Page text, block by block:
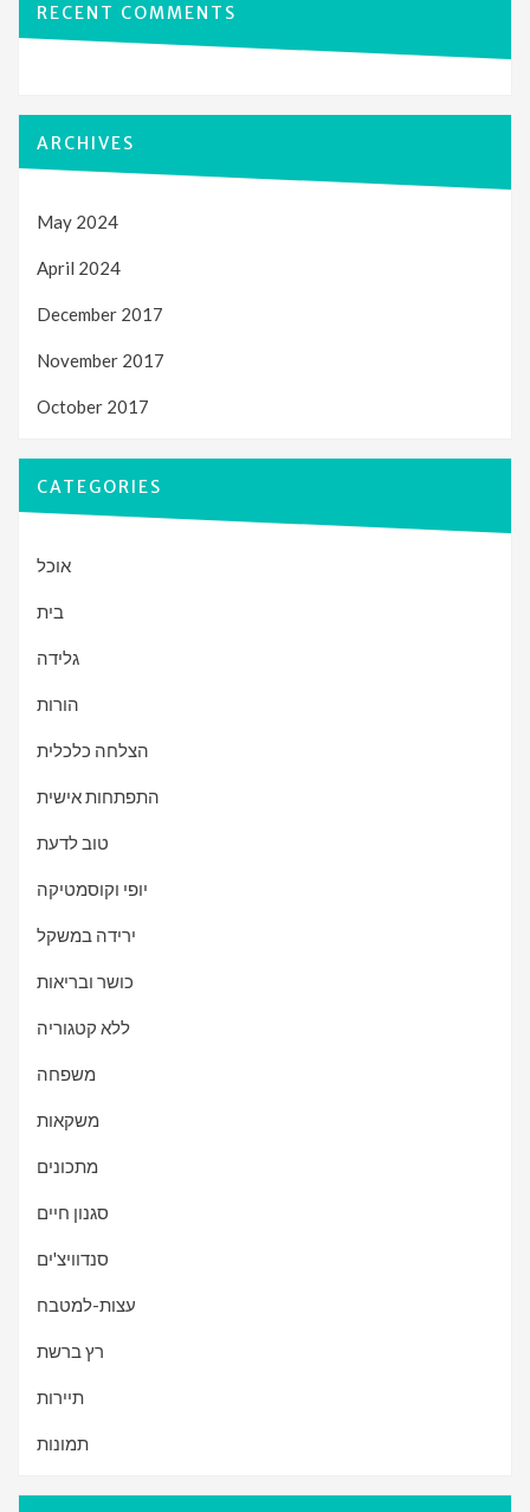
RECENT COMMENTS
ARCHIVES
May 2024
April 2024
December 2017
November 2017
October 2017
CATEGORIES
אוכל
בית
גלידה
הורות
הצלחה כלכלית
התפתחות אישית
טוב לדעת
יופי וקוסמטיקה
ירידה במשקל
כושר ובריאות
ללא קטגוריה
משפחה
משקאות
מתכונים
סגנון חיים
סנדוויצ'ים
עצות-למטבח
רץ ברשת
תיירות
תמונות